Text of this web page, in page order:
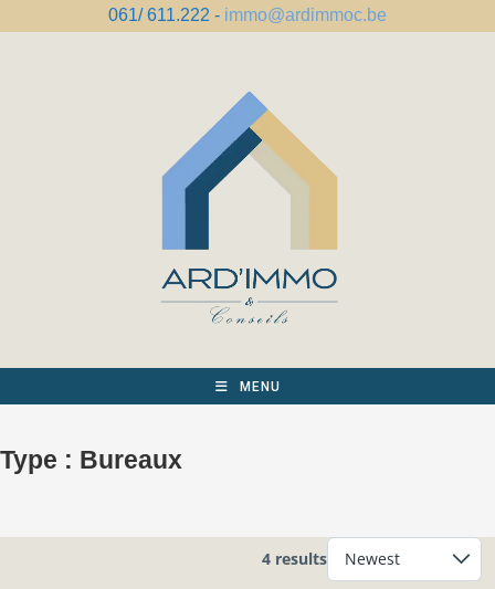
061/ 611.222 - immo@ardimmoc.be
MENU
Type : Bureaux
4 results